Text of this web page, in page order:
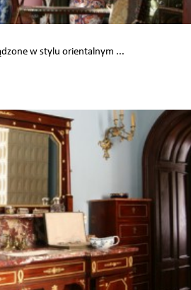
w stylu orientalnym ...